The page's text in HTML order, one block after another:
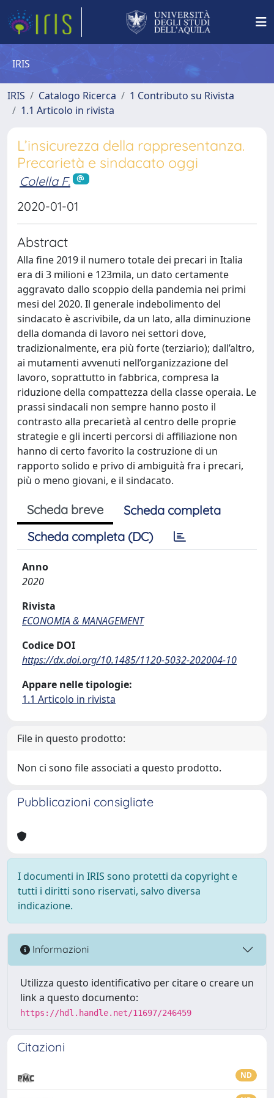
IRIS
IRIS Catalogo Ricerca
1 Contributo su Rivista
1.1 Articolo in rivista
L’insicurezza della rappresentanza.
Precarietà e sindacato oggi
Colella F.
2020-01-01
Abstract
Alla fine 2019 il numero totale dei precari in Italia
era di 3 milioni e 123mila, un dato certamente
aggravato dallo scoppio della pandemia nei primi
mesi del 2020. Il generale indebolimento del
sindacato è ascrivibile, da un lato, alla diminuzione
della domanda di lavoro nei settori dove,
tradizionalmente, era più forte (terziario); dall’altro,
ai mutamenti avvenuti nell’organizzazione del
lavoro, soprattutto in fabbrica, compresa la
riduzione della compattezza della classe operaia. Le
prassi sindacali non sempre hanno posto il
contrasto alla precarietà al centro delle proprie
strategie e gli incerti percorsi di affiliazione non
hanno di certo favorito la costruzione di un
rapporto solido e privo di ambiguità fra i precari,
più o meno giovani, e il sindacato.
Scheda breve
Scheda completa
Scheda completa (DC)
Anno
2020
Rivista
ECONOMIA & MANAGEMENT
Codice DOI
https://dx.doi.org/10.1485/1120-5032-202004-10
Appare nelle tipologie:
1.1 Articolo in rivista
File in questo prodotto:
Non ci sono file associati a questo prodotto.
Pubblicazioni consigliate
I documenti in IRIS sono protetti da copyright e
tutti i diritti sono riservati, salvo diversa
indicazione.
Informazioni
Utilizza questo identificativo per citare o creare un
link a questo documento:
https://hdl.handle.net/11697/246459
Citazioni
ND